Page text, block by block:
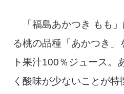
「福島あかつき もも
る桃の品種「あかつき」
ト果汁100％ジュース。
く酸味が少ないことが